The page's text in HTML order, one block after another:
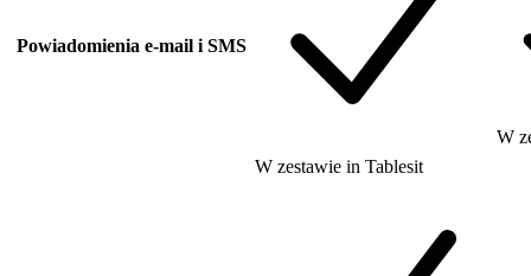
Powiadomienia e-mail i SMS
W zestawie in Tablesit
W